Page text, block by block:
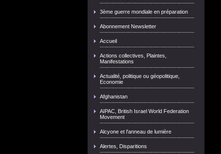
3ème guerre mondiale en préparation
Abonnement Newsletter
Accueil
Actions collectives, Plaintes,
Manifestations
Actualité, politique ou géopolitique,
Economie
Afghanistan
AIPAC, British Israel World Federation
Movement
Alcyone et l'anneau de lumière
Alertes, Disparitions